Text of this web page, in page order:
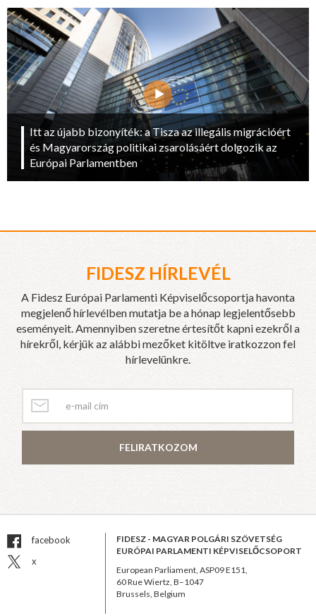
Itt az újabb bizonyíték: a Tisza az illegális migrációért
és Magyarország politikai zsarolásáért dolgozik az
Európai Parlamentben
FIDESZ HÍRLEVÉL
A Fidesz Európai Parlamenti Képviselőcsoportja havonta
megjelenő hírlevélben mutatja be a hónap legjelentősebb
eseményeit. Amennyiben szeretne értesítőt kapni ezekről a
hírekről, kérjük az alábbi mezőket kitöltve iratkozzon fel
hírlevelünkre.
FELIRATKOZOM
facebook
x
FIDESZ - MAGYAR POLGÁRI SZÖVETSÉG
EURÓPAI PARLAMENTI KÉPVISELŐCSOPORT
European Parliament, ASP09 E151,
60 Rue Wiertz, B–1047
Brussels, Belgium